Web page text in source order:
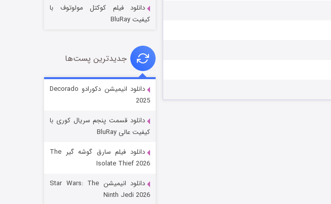
قسمت ۶ (زیرنویس)
دانلود فیلم کوکتل مولوتوف با
کیفیت BluRay
جدیدترین پست‌ها
دانلود انیمیشن دکورادو Decorado
2025
دانلود قسمت پنجم سریال کوری با
کیفیت عالی BluRay
دانلود فیلم سارق گوشه گیر The
Isolate Thief 2026
دانلود انیمیشن Star Wars: The
Ninth Jedi 2026